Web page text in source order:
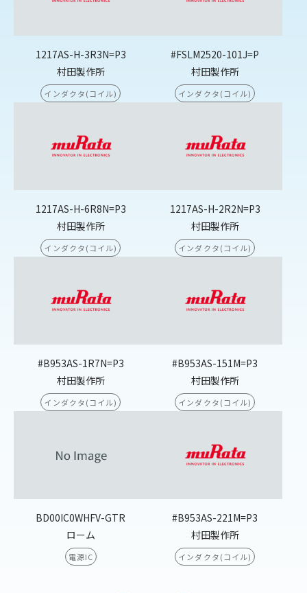
1217AS-H-3R3N=P3
村田製作所
インダクタ(コイル)
#FSLM2520-101J=P
村田製作所
インダクタ(コイル)
1217AS-H-6R8N=P3
村田製作所
インダクタ(コイル)
1217AS-H-2R2N=P3
村田製作所
インダクタ(コイル)
#B953AS-1R7N=P3
村田製作所
インダクタ(コイル)
#B953AS-151M=P3
村田製作所
インダクタ(コイル)
BD00IC0WHFV-GTR
ローム
電源IC
#B953AS-221M=P3
村田製作所
インダクタ(コイル)